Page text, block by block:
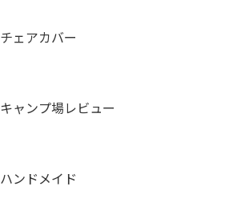
チェアカバー
キャンプ場レビュー
ハンドメイド